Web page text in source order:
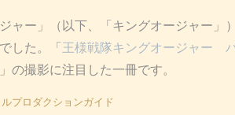
ャー」（以下、「キングオージャー」
した。「 王様戦隊キングオージャー
の撮影に注目した一冊です。
プロダクションガイド